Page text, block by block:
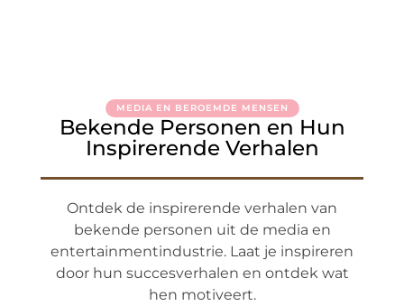
MEDIA EN BEROEMDE MENSEN
Bekende Personen en Hun
Inspirerende Verhalen
Ontdek de inspirerende verhalen van
bekende personen uit de media en
entertainmentindustrie. Laat je inspireren
door hun succesverhalen en ontdek wat
hen motiveert.